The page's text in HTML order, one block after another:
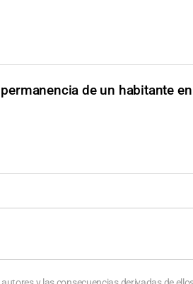
de un habitante